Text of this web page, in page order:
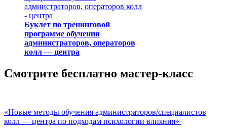
Буклет по тренинговой
программе обучения
администраторов, операторов
колл — центра
Смотрите бесплатно мастер-класс
«Новые методы обучения администраторов/специалистов
колл — центра по подходам психологии влияния»